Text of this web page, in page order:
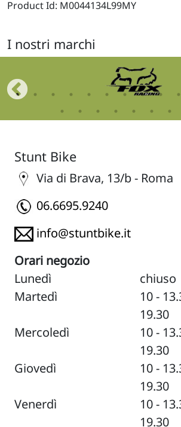
Product Id: M0044134L99MY
I nostri marchi
Stunt Bike
Via di Brava, 13/b - Roma
06.6695.9240
info@stuntbike.it
Orari negozio
Lunedì
chiuso
Martedì
10 -
19.30
Mercoledì
10 -
19.30
Giovedì
10 -
19.30
Venerdì
10 -
19.30